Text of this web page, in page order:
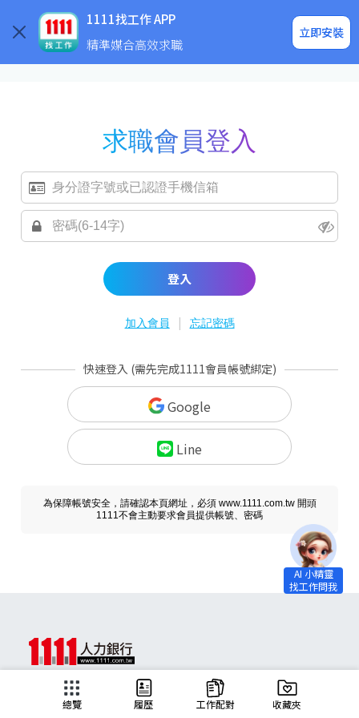
1111找工作 APP
精準媒合高效求職
立即安裝
企業求才
求職會員登入
登入
加入會員 | 忘記密碼
快速登入 (需先完成1111會員帳號綁定)
Google
Line
為保障帳號安全，請確認本頁網址，必須 www.1111.com.tw 開頭
1111不會主動要求會員提供帳號、密碼
總覽 履歷 工作配對 收藏夾